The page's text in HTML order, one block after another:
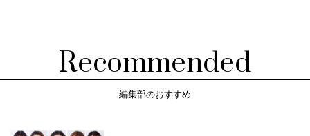
Recommended
編集部のおすすめ